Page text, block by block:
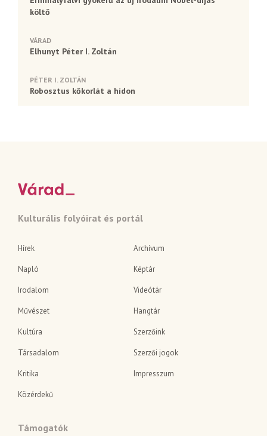
költő
VÁRAD
Elhunyt Péter I. Zoltán
PÉTER I. ZOLTÁN
Robosztus kőkorlát a hídon
Kulturális folyóirat és portál
Hírek
Napló
Irodalom
Művészet
Kultúra
Társadalom
Kritika
Közérdekű
Archívum
Képtár
Videótár
Hangtár
Szerzőink
Szerzői jogok
Impresszum
Támogatók